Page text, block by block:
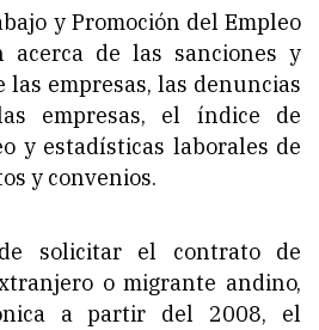
y Promoción del Empleo
acerca de las sanciones y
empresas, las denuncias
empresas, el índice de
y estadísticas laborales de
y convenios.
solicitar el contrato de
o migrante andino,
a partir del 2008, el